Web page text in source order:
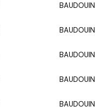
BAUDOUIN
BAUDOUIN
BAUDOUIN
BAUDOUIN
BAUDOUIN